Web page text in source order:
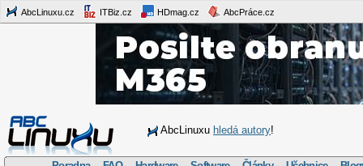
AbcLinuxu.cz ITBiz.cz HDmag.cz AbcPráce.cz
AbcLinuxu hledá autory!